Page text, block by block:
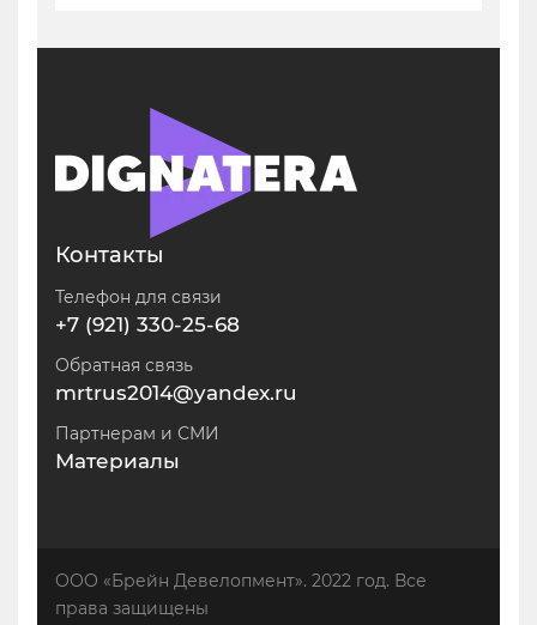
Контакты
Телефон для связи
+7 (921) 330-25-68
Обратная связь
mrtrus2014@yandex.ru
Партнерам и СМИ
Материалы
ООО «Брейн Девелопмент». 2022 год. Все
права защищены